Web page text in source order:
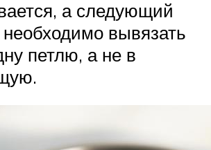
а следующий
необходимо вывязать
петлю, а не в